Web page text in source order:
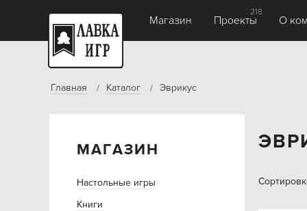
Магазин Проекты
218
О
Главная Каталог Эврикус
МАГАЗИН
Настольные игры
Книги